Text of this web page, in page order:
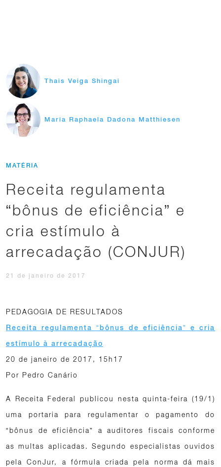
Thais Veiga Shingai
Maria Raphaela Dadona Matthiesen
MATÉRIA
Receita regulamenta
“bônus de eficiência” e
cria estímulo à
arrecadação (CONJUR)
21 de janeiro de 2017
PEDAGOGIA DE RESULTADOS
Receita regulamenta “bônus de eficiência” e cria
estímulo à arrecadação
20 de janeiro de 2017, 15h17
Por Pedro Canário
A Receita Federal publicou nesta quinta-feira (19/1)
uma portaria para regulamentar o pagamento do
“bônus de eficiência” a auditores fiscais conforme
as multas aplicadas. Segundo especialistas ouvidos
pela ConJur, a fórmula criada pela norma dá mais